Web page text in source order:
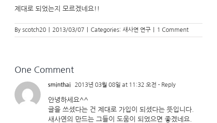
제대로 되었는지 모르겠네요!!
By scotch20 2013/03/07 Categories: 새사연 연구 1 Comment
One Comment
sminthai 2013년 03월 08일 at 11:32 오전 - Reply
안녕하세요^^
글을 쓰셨다는 건 제대로 가입이 되셨다는 뜻입니다.
새사연의 만드는 그들이 도움이 되었으면 좋겠네요.